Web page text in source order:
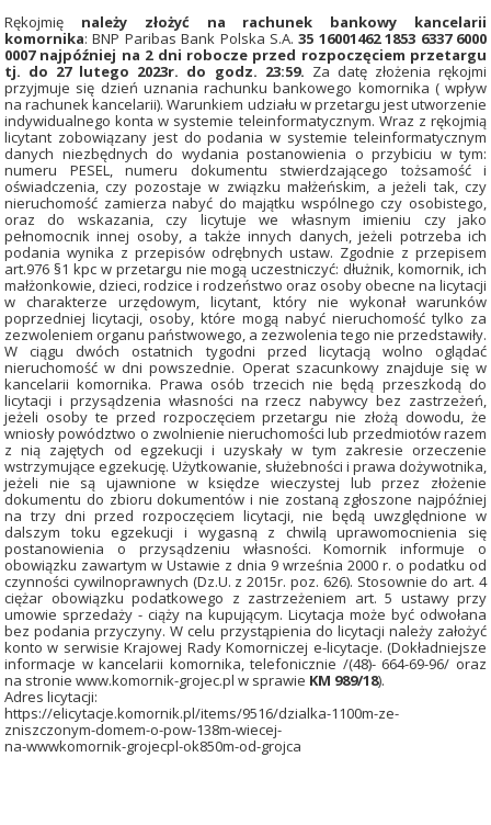
Rękojmię należy złożyć na rachunek bankowy kancelarii
komornika: BNP Paribas Bank Polska S.A.35 16001462 1853 6337 6000
0007 najpóźniej na 2 dni robocze przed rozpoczęciem przetargu
tj. do 27 lutego 2023r. do godz. 23:59. Za datę złożenia rękojmi
przyjmuje się dzień uznania rachunku bankowego komornika ( wpływ
na rachunek kancelarii). Warunkiem udziału w przetargu jest utworzenie
indywidualnego konta w systemie teleinformatycznym. Wraz z rękojmią
licytant zobowiązany jest do podania w systemie teleinformatycznym
danych niezbędnych do wydania postanowienia o przybiciu w tym:
numeru PESEL, numeru dokumentu stwierdzającego tożsamość i
oświadczenia, czy pozostaje w związku małżeńskim, a jeżeli tak, czy
nieruchomość zamierza nabyć do majątku wspólnego czy osobistego,
oraz do wskazania, czy licytuje we własnym imieniu czy jako
pełnomocnik innej osoby, a także innych danych, jeżeli potrzeba ich
podania wynika z przepisów odrębnych ustaw. Zgodnie z przepisem
art.976 §1 kpc w przetargu nie mogą uczestniczyć: dłużnik, komornik, ich
małżonkowie, dzieci, rodzice i rodzeństwo oraz osoby obecne na licytacji
w charakterze urzędowym, licytant, który nie wykonał warunków
poprzedniej licytacji, osoby, które mogą nabyć nieruchomość tylko za
zezwoleniem organu państwowego, a zezwolenia tego nie przedstawiły.
W ciągu dwóch ostatnich tygodni przed licytacją wolno oglądać
nieruchomość w dni powszednie. Operat szacunkowy znajduje się w
kancelarii komornika. Prawa osób trzecich nie będą przeszkodą do
licytacji i przysądzenia własności na rzecz nabywcy bez zastrzeżeń,
jeżeli osoby te przed rozpoczęciem przetargu nie złożą dowodu, że
wniosły powództwo o zwolnienie nieruchomości lub przedmiotów razem
z nią zajętych od egzekucji i uzyskały w tym zakresie orzeczenie
wstrzymujące egzekucję. Użytkowanie, służebności i prawa dożywotnika,
jeżeli nie są ujawnione w księdze wieczystej lub przez złożenie
dokumentu do zbioru dokumentów i nie zostaną zgłoszone najpóźniej
na trzy dni przed rozpoczęciem licytacji, nie będą uwzględnione w
dalszym toku egzekucji i wygasną z chwilą uprawomocnienia się
postanowienia o przysądzeniu własności. Komornik informuje o
obowiązku zawartym w Ustawie z dnia 9 września 2000 r. o podatku od
czynności cywilnoprawnych (Dz.U. z 2015r. poz. 626). Stosownie do art. 4
ciężar obowiązku podatkowego z zastrzeżeniem art. 5 ustawy przy
umowie sprzedaży - ciąży na kupującym. Licytacja może być odwołana
bez podania przyczyny. W celu przystąpienia do licytacji należy założyć
konto w serwisie Krajowej Rady Komorniczej e-licytacje. (Dokładniejsze
informacje w kancelarii komornika, telefonicznie /(48)- 664-69-96/ oraz
na stronie www.komornik-grojec.pl w sprawie KM 989/18).
Adres licytacji:
https://elicytacje.komornik.pl/items/9516/dzialka-1100m-ze-
zniszczonym-domem-o-pow-138m-wiecej-
na-wwwkomornik-grojecpl-ok850m-od-grojca